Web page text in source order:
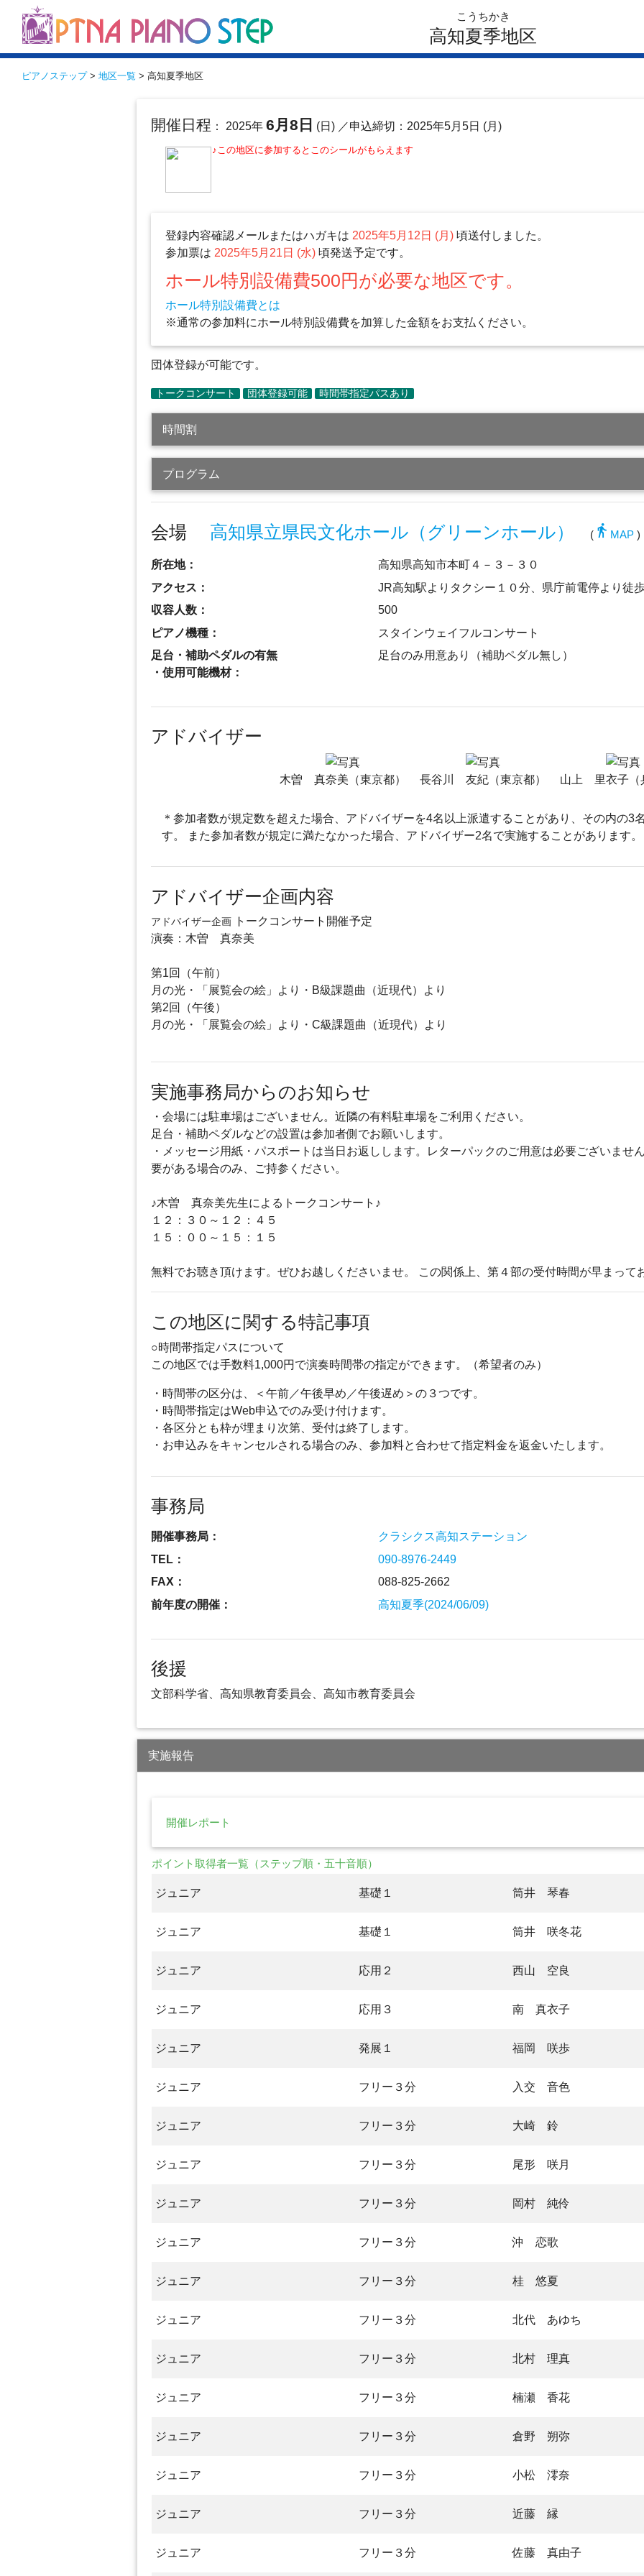
こうちかき
高知夏季地区
ピアノステップ> 地区一覧 > 高知夏季地区
開催日程 ： 2025年6月8日 (日) ／申込締切：2025年5月5日 (月)
♪この地区に参加するとこのシールがもらえます
登録内容確認メールまたはハガキは 2025年5月12日 (月)頃送付しました。
参加票は 2025年5月21日 (水)頃発送予定です。
ホール特別設備費500円が必要な地区です。
ホール特別設備費とは
※通常の参加料にホール特別設備費を加算した金額をお支払ください。
団体登録が可能です。
時間割
プログラム
会場 高知県立県民文化ホール（グリーンホール） ( directions_walk MAP )
所在地：
高知県高知市本町４－３－３０
アクセス：
JR高知駅よりタクシー１０分、県庁前電停より徒
収容人数：
500
ピアノ機種：
スタインウェイフルコンサート
足台・補助ペダルの有無
・使用可能機材：
足台のみ用意あり（補助ペダル無し）
アドバイザー
木曽 真奈美（東京都） 長谷川 友紀（東京都） 山上 里衣子（
＊参加者数が規定数を超えた場合、アドバイザーを4名以上派遣することがあり、その内の3
す。 また参加者数が規定に満たなかった場合、アドバイザー2名で実施することがあります。
アドバイザー企画内容
アドバイザー企画 トークコンサート開催予定
演奏：木曽 真奈美
第1回（午前）
月の光・「展覧会の絵」より・B級課題曲（近現代）より
第2回（午後）
月の光・「展覧会の絵」より・C級課題曲（近現代）より
実施事務局からのお知らせ
・会場には駐車場はございません。近隣の有料駐車場をご利用ください。
足台・補助ペダルなどの設置は参加者側でお願いします。
・メッセージ用紙・パスポートは当日お返しします。レターパックのご用意は必要ございませ
要がある場合のみ、ご持参ください。
♪木曽 真奈美先生によるトークコンサート♪
１２：３０～１２：４５
１５：００～１５：１５
無料でお聴き頂けます。ぜひお越しくださいませ。 この関係上、第４部の受付時間が早まって
この地区に関する特記事項
○時間帯指定パスについて
この地区では手数料1,000円で演奏時間帯の指定ができます。（希望者のみ）
・時間帯の区分は、＜午前／午後早め／午後遅め＞の３つです。
・時間帯指定はWeb申込でのみ受け付けます。
・各区分とも枠が埋まり次第、受付は終了します。
・お申込みをキャンセルされる場合のみ、参加料と合わせて指定料金を返金いたします。
事務局
開催事務局：
クラシクス高知ステーション
TEL：
090-8976-2449
FAX：
088-825-2662
前年度の開催：
高知夏季(2024/06/09)
後援
文部科学省、高知県教育委員会、高知市教育委員会
実施報告
開催レポート
ポイント取得者一覧（ステップ順・五十音順）
ジュニア 基礎１ 筒井 琴春
ジュニア 基礎１ 筒井 咲冬花
ジュニア 応用２ 西山 空良
ジュニア 応用３ 南 真衣子
ジュニア 発展１ 福岡 咲歩
ジュニア フリー３分 入交 音色
ジュニア フリー３分 大崎 鈴
ジュニア フリー３分 尾形 咲月
ジュニア フリー３分 岡村 純伶
ジュニア フリー３分 沖 恋歌
ジュニア フリー３分 桂 悠夏
ジュニア フリー３分 北代 あゆち
ジュニア フリー３分 北村 理真
ジュニア フリー３分 楠瀬 香花
ジュニア フリー３分 倉野 朔弥
ジュニア フリー３分 小松 澪奈
ジュニア フリー３分 近藤 縁
ジュニア フリー３分 佐藤 真由子